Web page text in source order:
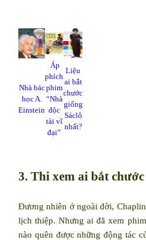
Nhà bác
học A.
Einstein
Áp
phích
phim
“Nhà
độc
tài vĩ
đại”
Liệu
ai bắt
chước
giống
Sáclô
nhất?
3. Thi xem ai bắt
Đương nhiên ở ngoài đời,
lịch thiệp. Nhưng ai đã xem
nào quên được những động tác